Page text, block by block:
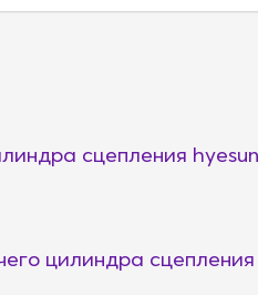
сцепления
цилиндра